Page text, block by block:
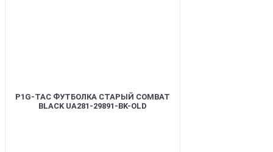
P1G-TAC ФУТБОЛКА СТАРЫЙ COMBAT
BLACK UA281-29891-BK-OLD